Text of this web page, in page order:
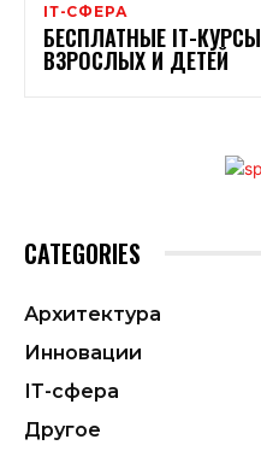
ІТ-СФЕРА
БЕСПЛАТНЫЕ ІТ-
ВЗРОСЛЫХ И ДЕТЕЙ
CATEGORIES
Архитектура
Инновации
ІТ-сфера
Другое